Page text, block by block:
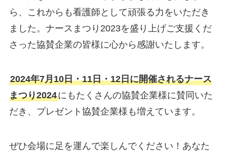
ら、これからも看護師として頑張る力をいただき
ました。ナースまつり2023を盛り上げご支援くだ
さった協賛企業の皆様に心から感謝いたします。
2024年7月10日・11日・12日に開催されるナース
まつり2024にもたくさんの協賛企業様に賛同いた
だき、プレゼント協賛企業様も増えています。
ぜひ会場に足を運んで楽しんでください！あなた